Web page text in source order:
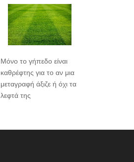
Μόνο το γήπεδο είναι
καθρέφτης για το αν μια
μεταγραφή άξιζε ή όχι τα
λεφτά της